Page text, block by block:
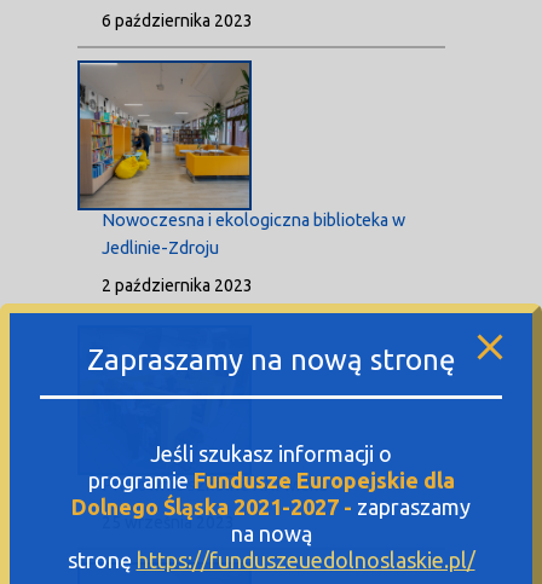
6 października 2023
Nowoczesna i ekologiczna biblioteka w
Jedlinie-Zdroju
2 października 2023
Pracownie szkolne XXI wieku
25 września 2023
Zapraszamy na nową stronę
Jeśli szukasz informacji o
programie Fundusze Europejskie dla
Dolnego Śląska 2021-2027 - zapraszamy
na nową
stronę https://funduszeuedolnoslaskie.pl/